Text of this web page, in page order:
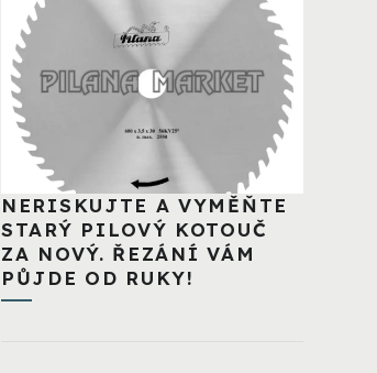
NERISKUJTE A VYMĚŇTE
STARÝ PILOVÝ KOTOUČ
ZA NOVÝ. ŘEZÁNÍ VÁM
PŮJDE OD RUKY!